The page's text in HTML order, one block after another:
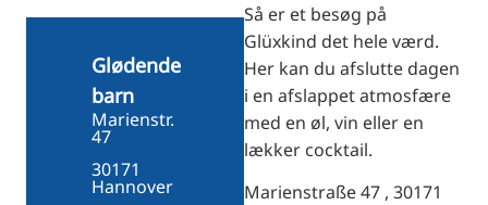
Så er et besøg på
Glüxkind det hele værd.
Her kan du afslutte dagen
i en afslappet atmosfære
med en øl, vin eller en
lækker cocktail.
Marienstraße 47 , 30171
Glødende
barn
Marienstr.
47
30171
Hannover